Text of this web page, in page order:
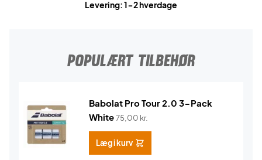
Levering: 1-2 hverdage
POPULÆRT TILBEHØR
Babolat Pro Tour 2.0 3-Pack
White75,00 kr.
Læg i kurv